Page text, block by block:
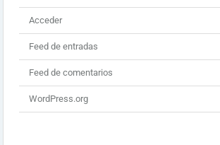
Acceder
Feed de entradas
Feed de comentarios
WordPress.org